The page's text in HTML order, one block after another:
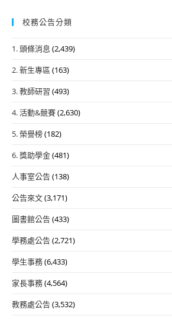
校務公告分類
1. 頭條消息 (2,439)
2. 新生專區 (163)
3. 教師研習 (493)
4. 活動&競賽(2,630)
5. 榮譽榜(182)
6. 獎助學金(481)
人事室公告(138)
公告來文(3,171)
圖書館公告(433)
學務處公告(2,721)
學生事務(6,433)
家長事務(4,564)
教務處公告(3,532)